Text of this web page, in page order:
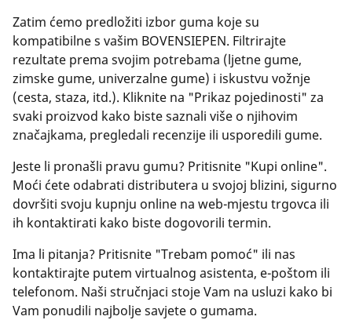
Zatim ćemo predložiti izbor guma koje su
kompatibilne s vašim BOVENSIEPEN. Filtrirajte
rezultate prema svojim potrebama (ljetne gume,
zimske gume, univerzalne gume) i iskustvu vožnje
(cesta, staza, itd.). Kliknite na "Prikaz pojedinosti" za
svaki proizvod kako biste saznali više o njihovim
značajkama, pregledali recenzije ili usporedili gume.
Jeste li pronašli pravu gumu? Pritisnite "Kupi online".
Moći ćete odabrati distributera u svojoj blizini, sigurno
dovršiti svoju kupnju online na web-mjestu trgovca ili
ih kontaktirati kako biste dogovorili termin.
Ima li pitanja? Pritisnite "Trebam pomoć" ili nas
kontaktirajte putem virtualnog asistenta, e-poštom ili
telefonom. Naši stručnjaci stoje Vam na usluzi kako bi
Vam ponudili najbolje savjete o gumama.